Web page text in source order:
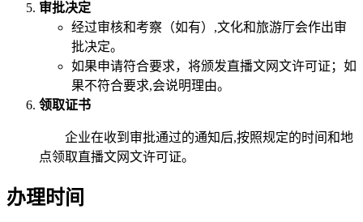
审批决定
经过审核和考察（如有）,文化和旅游厅会作出审
批决定。
如果申请符合要求，将颁发直播文网文许可证；如
果不符合要求,会说明理由。
领取证书
企业在收到审批通过的通知后,按照规定的时间和地
点领取直播文网文许可证。
办理时间